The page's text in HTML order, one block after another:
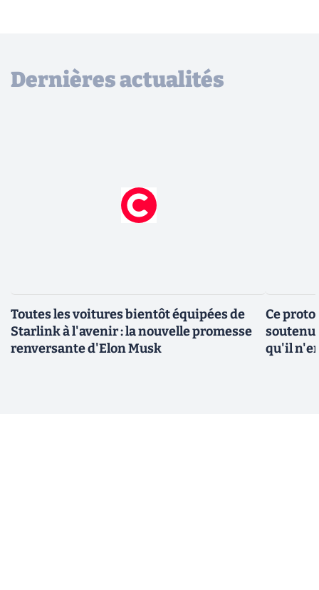
Dernières actualités
Toutes les voitures bientôt équipées de
Starlink à l'avenir : la nouvelle promesse
renversante d'Elon Musk
Ce
qu'il